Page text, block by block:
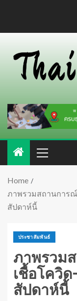
Home
ภาพรวมสถานการณ์
สัปดาห์นี้
ประชาสัมพันธ์
ภาพรวม
เชื้อโควิ
สัปดาห์นี้